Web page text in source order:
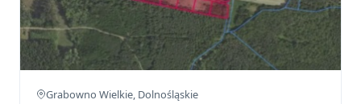
Grabowno Wielkie, Dolnośląskie